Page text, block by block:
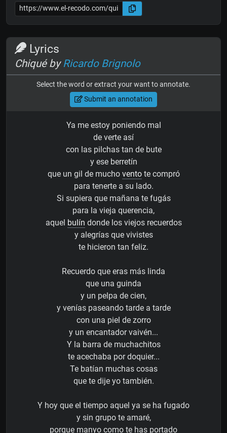
Lyrics
Chiqué by Ricardo Brignolo
Select the word or extract your want to annotate.
Submit an annotation
Ya me estoy poniendo mal
de verte así
con las pilchas tan de bute
y ese berretín
que un gil de mucho ventote compró
para tenerte a su lado.
Si supiera que mañana te fugás
para la vieja querencia,
aquel bulín donde los viejos recuerdos
y alegrías que vivistes
te hicieron tan feliz.
Recuerdo que eras más linda
que una guinda
y un pelpa de cien,
y venías paseando tarde a tarde
con una piel de zorro
y un encantador vaivén...
Y la barra de muchachitos
te acechaba por doquier...
Te batían muchas cosas
que te dije yo también.
Y hoy que el tiempo aquel ya se ha fugado
y sin grupo te amaré,
porque manyo como te has portado